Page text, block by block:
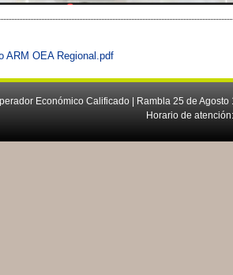
ARM OEA Regional.pdf
Económico Calificado | Rambla 25 de
Horario de